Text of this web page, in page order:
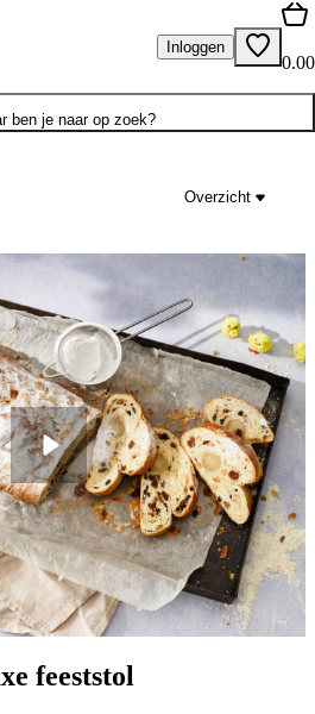
Inloggen
0.00
ben je naar op zoek?
Overzicht
feeststol